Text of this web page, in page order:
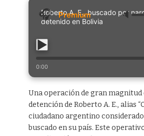
Roberto A. E., buscado por
detenido en Bolivia
🔈
0:00
Una operación de gran
detención de Roberto A. E., alias
ciudadano argentino
buscado en su país. Este